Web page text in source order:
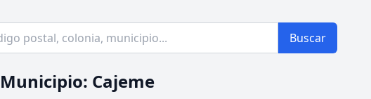
Buscar
Municipio: Cajeme